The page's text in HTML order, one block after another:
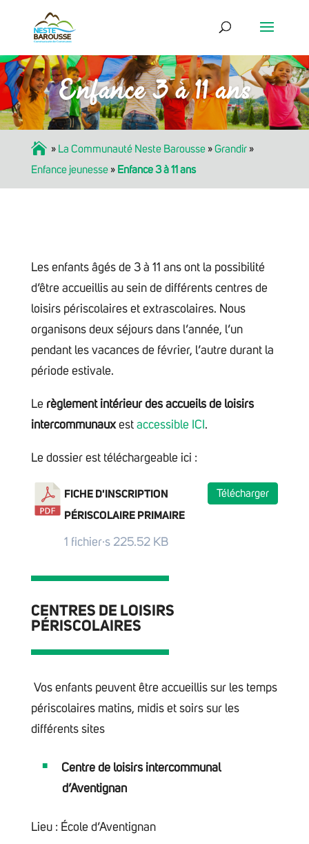
Enfance 3 à 11 ans
Accueil » La Communauté Neste Barousse»Grandir»
Enfance jeunesse» Enfance 3 à 11 ans
Les enfants âgés de 3 à 11 ans ont la possibilité
d’être accueillis au sein de différents centres de
loisirs périscolaires et extrascolaires. Nous
organisons deux séjours dans l’année, l’un
pendant les vacances de février, l’autre durant la
période estivale.
Le règlement intérieur des accueils de loisirs
intercommunauxest accessible ICI .
Le dossier est téléchargeable ici :
FICHE D'INSCRIPTION
PÉRISCOLAIRE PRIMAIRE
1 fichier·s 225.52 KB
Télécharger
CENTRES DE LOISIRS
PÉRISCOLAIRES
Vos enfants peuvent être accueillis sur les temps
périscolaires matins, midis et soirs sur les
différents sites
Centre de loisirs intercommunal
d’Aventignan
Lieu : École d’Aventignan